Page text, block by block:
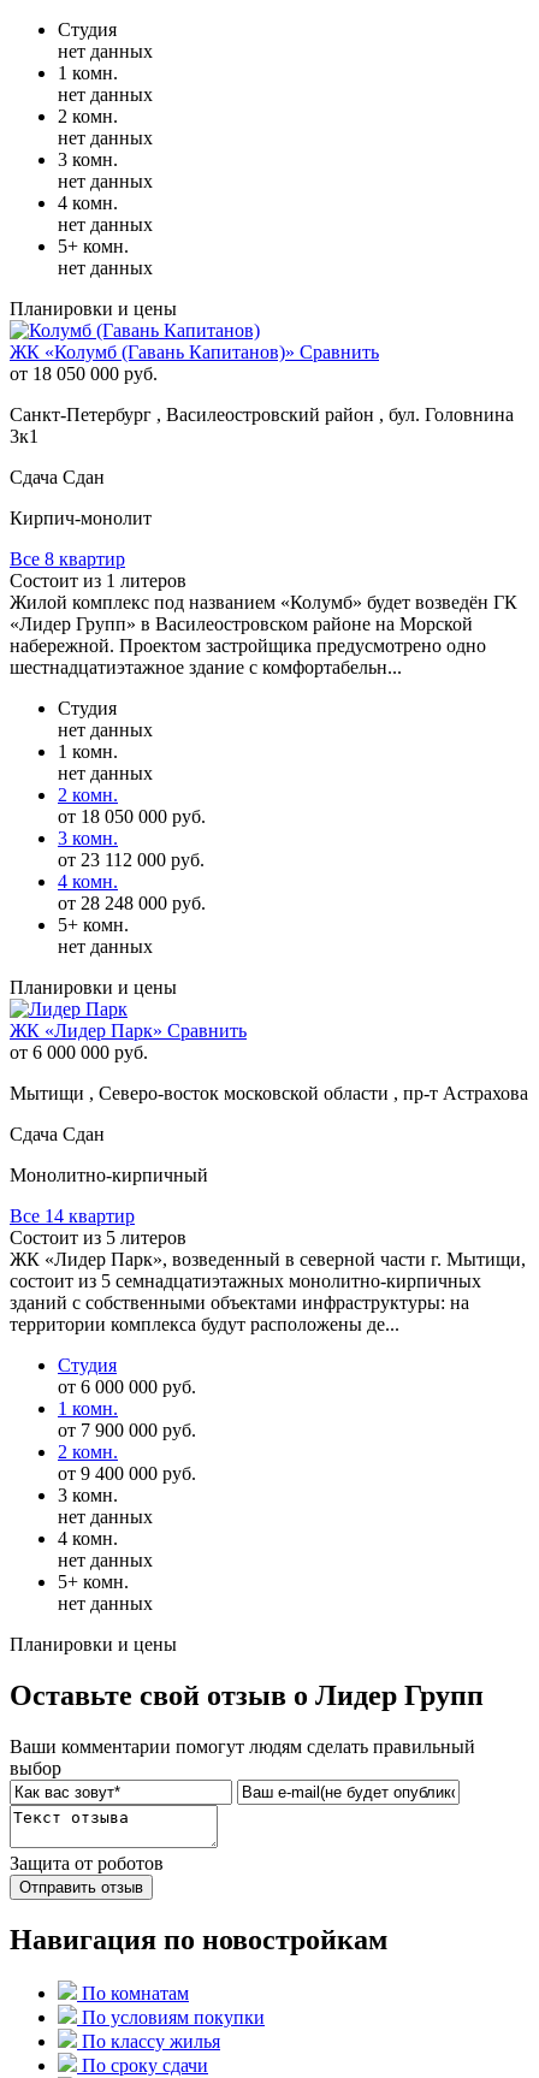
Студия
нет данных
1 комн.
нет данных
2 комн.
нет данных
3 комн.
нет данных
4 комн.
нет данных
5+ комн.
нет данных
Планировки и цены
ЖК «Колумб (Гавань Капитанов)» Сравнить
от 18 050 000 руб.
Санкт-Петербург , Василеостровский район , бул. Головнина
3к1
Сдача Сдан
Кирпич-монолит
Все 8 квартир
Состоит из 1 литеров
Жилой комплекс под названием «Колумб» будет возведён ГК
«Лидер Групп» в Василеостровском районе на Морской
набережной. Проектом застройщика предусмотрено одно
шестнадцатиэтажное здание с комфортабельн...
Студия
нет данных
1 комн.
нет данных
2 комн.
от 18 050 000 руб.
3 комн.
от 23 112 000 руб.
4 комн.
от 28 248 000 руб.
5+ комн.
нет данных
Планировки и цены
ЖК «Лидер Парк» Сравнить
от 6 000 000 руб.
Мытищи , Северо-восток московской области , пр-т Астрахова
Сдача Сдан
Монолитно-кирпичный
Все 14 квартир
Состоит из 5 литеров
ЖК «Лидер Парк», возведенный в северной части г. Мытищи,
состоит из 5 семнадцатиэтажных монолитно-кирпичных
зданий с собственными объектами инфраструктуры: на
территории комплекса будут расположены де...
Студия
от 6 000 000 руб.
1 комн.
от 7 900 000 руб.
2 комн.
от 9 400 000 руб.
3 комн.
нет данных
4 комн.
нет данных
5+ комн.
нет данных
Планировки и цены
Оставьте свой отзыв о Лидер Групп
Ваши комментарии помогут людям сделать правильный
выбор
Защита от роботов
Отправить отзыв
Навигация по новостройкам
По комнатам
По условиям покупки
По классу жилья
По сроку сдачи